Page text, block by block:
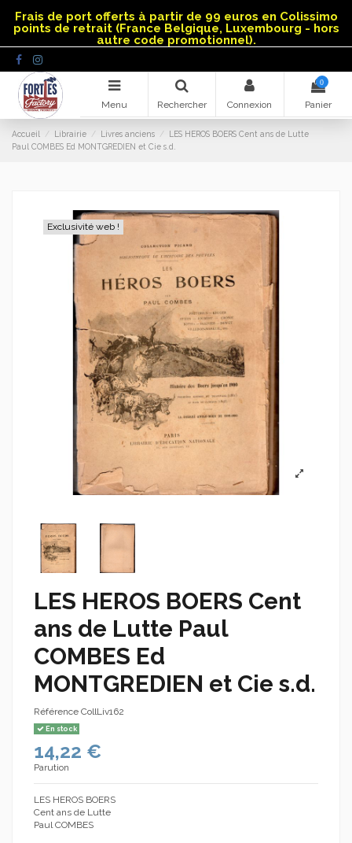
Frais de port offerts à partir de 99 euros en Colissimo
points de retrait (France Belgique, Luxembourg - hors
autre code promotionnel).
Menu Rechercher Connexion
0
Panier
Accueil Librairie Livres anciens
LES HEROS BOERS Cent ans de Lutte
Paul COMBES Ed MONTGREDIEN et Cie s.d.
Exclusivité web !
LES HEROS BOERS Cent
ans de Lutte Paul
COMBES Ed
MONTGREDIEN et Cie s.d.
Référence CollLiv162
En stock
14,22 €
Parution
LES HEROS BOERS
Cent ans de Lutte
Paul COMBES